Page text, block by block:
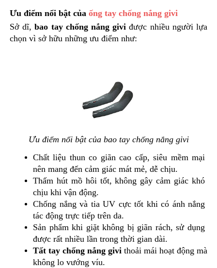
GẮN
MŨ
BẢO
HIỂM
KIỆN
THOẠI
MÁY
KIỆN
PHƯỢT
Ưu điểm nổi bật của ống tay chống nắng givi
Sở dĩ, bao tay chống nắng givi được nhiều người lựa
chọn vì sở hữu những ưu điểm như:
Ưu điểm nổi bật của bao tay chống nắng givi
Chất liệu thun co giãn cao cấp, siêu mềm mại
nên mang đến cảm giác mát mẻ, dễ chịu.
Thấm hút mồ hôi tốt, không gây cảm giác khó
chịu khi vận động.
Chống nắng và tia UV cực tốt khi có ánh nắng
tác động trực tiếp trên da.
Sản phẩm khi giặt không bị giãn rách, sử dụng
được rất nhiều lần trong thời gian dài.
Tất tay chống nắng givi thoải mái hoạt động mà
không lo vướng víu.